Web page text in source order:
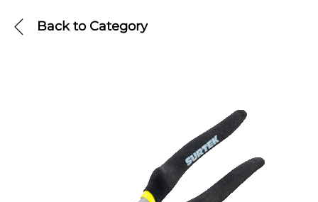
Back toCategory